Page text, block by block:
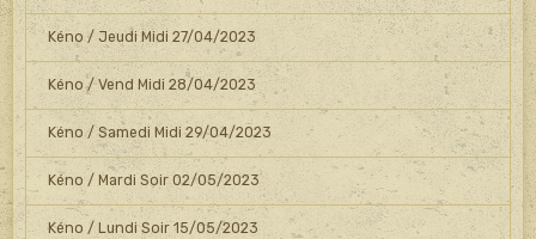
Kéno / Jeudi Midi 27/04/2023
Kéno / Vend Midi 28/04/2023
Kéno / Samedi Midi 29/04/2023
Kéno / Mardi Soir 02/05/2023
Kéno / Lundi Soir 15/05/2023